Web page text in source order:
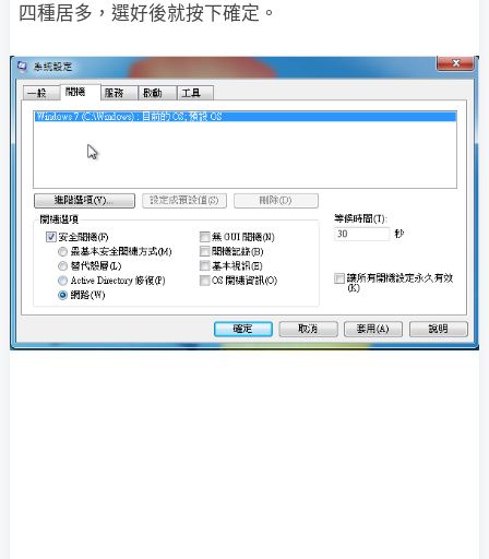
四種居多，選好後就按下確定。